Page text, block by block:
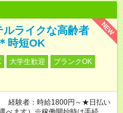
NEW
ルライクな高齢者
時短OK
大学生歓迎
ブランクOK
経験者：時給1800円～★日払い